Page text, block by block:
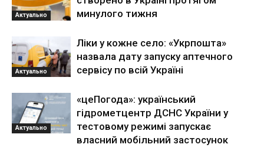
Актуально
минулого тижня
Актуально
Ліки у кожне село: «Укрпошта»
назвала дату запуску аптечного
сервісу по всій Україні
Актуально
«цеПогода»: український
гідрометцентр ДСНС України у
тестовому режимі запускає
власний мобільний застосунок